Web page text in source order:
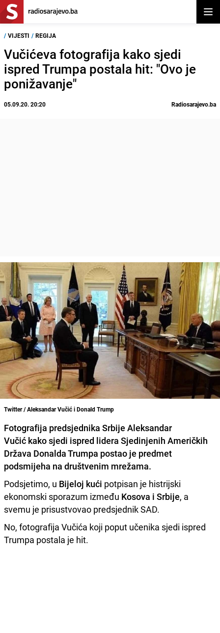
/ VIJESTI / REGIJA
Vučićeva fotografija kako sjedi
ispred Trumpa postala hit: "Ovo je
ponižavanje"
05.09.20. 20:20 Radiosarajevo.ba
Twitter / Aleksandar Vučić i Donald Trump
Fotografija predsjednika Srbije Aleksandar
Vučić kako sjedi ispred lidera Sjedinjenih Američkih
Država Donalda Trumpa postao je predmet
podsmijeha na društvenim mrežama.
Podsjetimo, u Bijeloj kući potpisan je histrijski
ekonomski sporazum između Kosova i Srbije, a
svemu je prisustvovao predsjednik SAD.
No, fotografija Vučića koji poput učenika sjedi ispred
Trumpa postala je hit.